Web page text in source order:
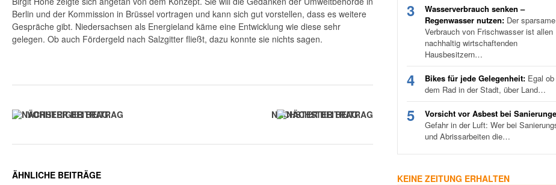
Berlin und der Kommission in Brüssel vortragen und kann sich gut vorstellen, dass es weitere
Gespräche gibt. Niedersachsen als Energieland käme eine Entwicklung wie diese sehr
gelegen. Ob auch Fördergeld nach Salzgitter fließt, dazu konnte sie nichts sagen.
VORHERIGER BEITRAG NÄCHSTER BEITRAG
ÄHNLICHE BEITRÄGE
3
Wasserverbrauch senken –
Regenwasser nutzen: Der sparsame
Verbrauch von Frischwasser ist allen
nachhaltig wirtschaftenden
Hausbesitzern…
4 Bikes für jede Gelegenheit: Egal
dem Rad in der Stadt, über Land…
5
Vorsicht vor Asbest bei
Gefahr in der Luft: Wer bei
und Abrissarbeiten die…
KEINE ZEITUNG ERHALTEN